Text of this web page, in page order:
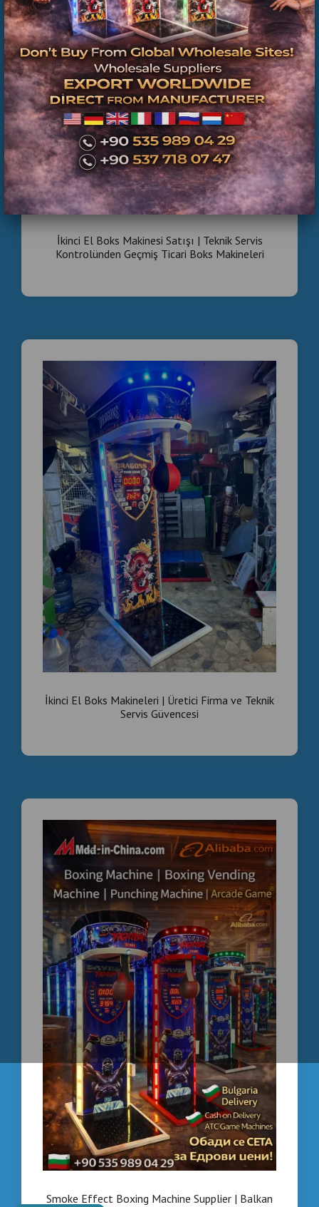
İkinci El Boks Makinesi Satışı | Teknik Servis
Kontrolünden Geçmiş Ticari Boks Makineleri
İkinci El Boks Makineleri | Üretici Firma ve Teknik
Servis Güvencesi
Smoke Effect Boxing Machine Supplier | Balkan